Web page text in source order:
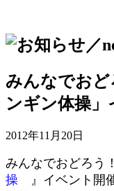
みんなでお
ンギン体操」
2012年11月20日
みんなでおどろ
操 』イベント開